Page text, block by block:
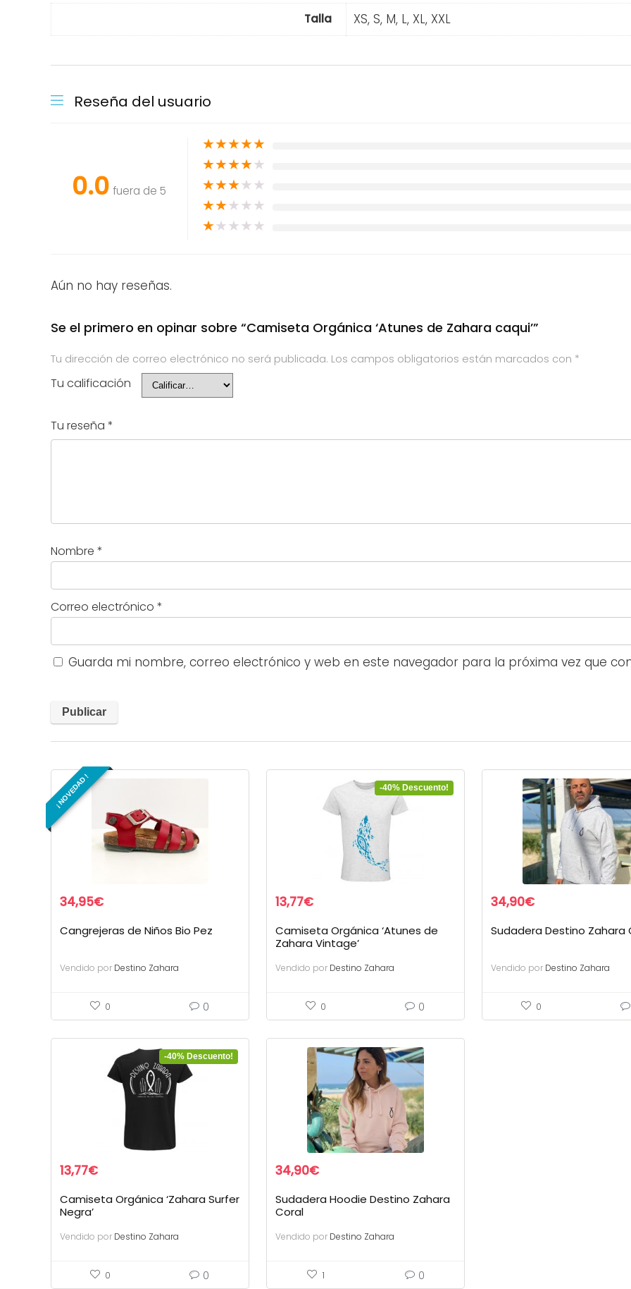
Talla XS, S, M, L, XL, XXL
Reseña del usuario
0.0 fuera de 5
★★★★★
★★★★★
★★★★★
★★★★★
★★★★★
Aún no hay reseñas.
Se el primero en opinar sobre “Camiseta Orgánica ‘Atunes de Zahara caqui’”
Tu dirección de correo electrónico no será publicada. Los campos obligatorios están marcados con *
Tu calificación
Tu reseña *
Nombre *
Correo electrónico *
Guarda mi nombre, correo electrónico y web en este navegador para la próxima vez que
¡ NOVEDAD !
34,95€
Cangrejeras de Niños Bio Pez
Vendido por Destino Zahara
0 0
-40% Descuento!
13,77€
Camiseta Orgánica ‘Atunes de
Zahara Vintage’
Vendido por Destino Zahara
0 0
34,90€
Sudadera Destino Zahara
Vendido por Destino Zahara
0
-40% Descuento!
13,77€
Camiseta Orgánica ‘Zahara Surfer
Negra’
Vendido por Destino Zahara
0 0
34,90€
Sudadera Hoodie Destino Zahara
Coral
Vendido por Destino Zahara
1 0